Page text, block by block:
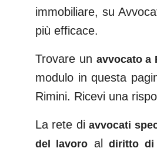
immobiliare, su
più efficace.
Trovare un avvocato a
modulo in questa
Rimini. Ricevi una
La rete diavvocati
del lavoro al diritto di